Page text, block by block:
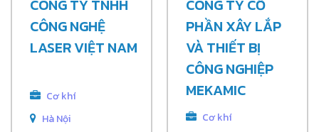
CÔNG TY TNHH
CÔNG NGHỆ
LASER VIỆT NAM
Cơ khí
Hà Nội
CÔNG TY CỔ
PHẦN XÂY LẮP
VÀ THIẾT BỊ
CÔNG NGHIỆP
MEKAMIC
Cơ khí